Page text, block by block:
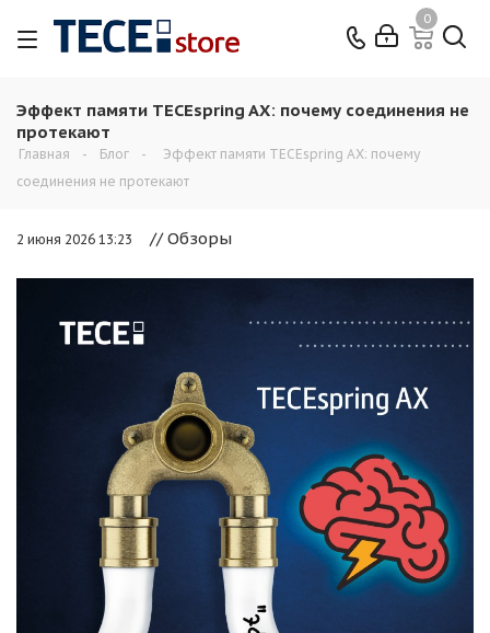
0
Эффект памяти TECEspring AX: почему соединения не
протекают
Главная - Блог -
Эффект памяти TECEspring AX: почему
соединения не протекают
2 июня 2026 13:23 // Обзоры